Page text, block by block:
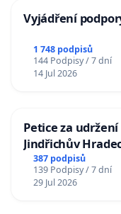
Vyjádření
1 748 podpisů
144 Podpisy / 7 dní
14 Jul 2026
Petice za
Jindřichův
387 podpisů
139 Podpisy / 7 dní
29 Jul 2026